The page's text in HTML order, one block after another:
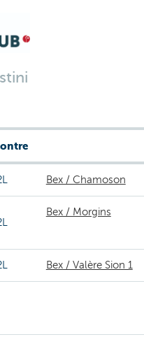
Bex / Chamoson
Bex / Morgins
Bex / Valère Sion 1